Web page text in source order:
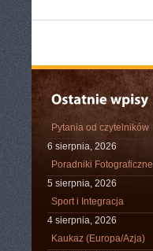
Pytania od czytelników
6 sierpnia, 2026
Poradniki Fotograficzne
5 sierpnia, 2026
Sport i Integracja
4 sierpnia, 2026
Kaukaz (Europa/Azja)